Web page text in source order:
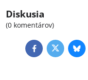
Diskusia
(0 komentárov)
FacebookTwitter